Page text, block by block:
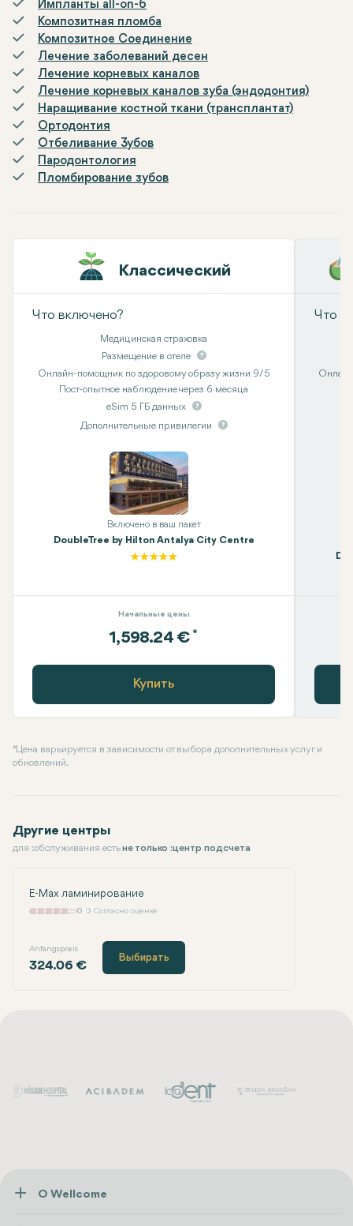
Импланты all-on-6
Композитная пломба
Композитное Соединение
Лечение заболеваний десен
Лечение корневых каналов
Лечение корневых каналов зуба (эндодонтия)
Наращивание костной ткани (трансплантат)
Ортодонтия
Отбеливание Зубов
Пародонтология
Пломбирование зубов
Классический
Что включено?
Медицинская страховка
Размещение в отеле
Онлайн-помощник по здоровому образу жизни 9/5
Пост-опытное наблюдение через 6 месяца
eSim 5 ГБ данных
Дополнительные привилегии
Включено в ваш пакет
DoubleTree by Hilton Antalya City Centre
Начальные цены
1,598.24 € *
Купить
Что
* Цена варьируется в зависимости от выбора дополнительных услуг и
обновлений.
Другие центры
для :обслуживания естьне только :центр подсчета
E-Max ламинирование
0 0 Согласно оценке
Anfangspreis
324.06 €
Выбирать
О Wellcome